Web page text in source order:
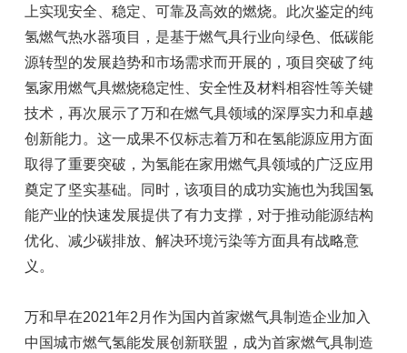
上实现安全、稳定、可靠及高效的燃烧。此次鉴定的纯
氢燃气热水器项目，是基于燃气具行业向绿色、低碳能
源转型的发展趋势和市场需求而开展的，项目突破了纯
氢家用燃气具燃烧稳定性、安全性及材料相容性等关键
技术，再次展示了万和在燃气具领域的深厚实力和卓越
创新能力。这一成果不仅标志着万和在氢能源应用方面
取得了重要突破，为氢能在家用燃气具领域的广泛应用
奠定了坚实基础。同时，该项目的成功实施也为我国氢
能产业的快速发展提供了有力支撑，对于推动能源结构
优化、减少碳排放、解决环境污染等方面具有战略意
义。
万和早在2021年2月作为国内首家燃气具制造企业加入
中国城市燃气氢能发展创新联盟，成为首家燃气具制造